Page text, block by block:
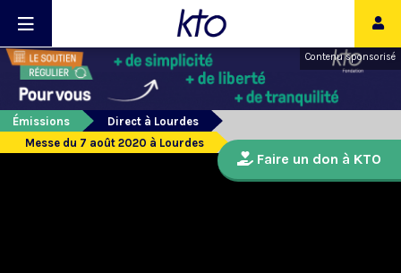
Contenu sponsorisé
Émissions
Direct à Lourdes
Messe du 7 août 2020 à Lourdes
Faire un don à KTO